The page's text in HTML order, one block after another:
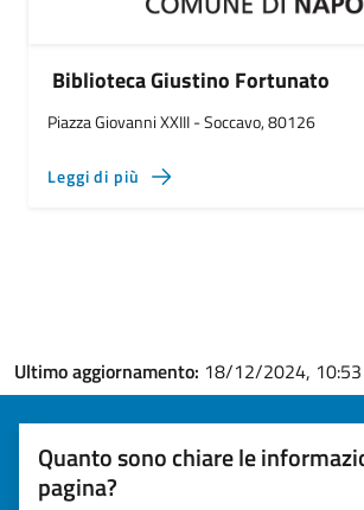
Biblioteca Giustino Fortunato
Piazza Giovanni XXIII - Soccavo, 80126
Leggi di più
Ultimo aggiornamento: 18/12/2024, 10:53
Quanto sono chiare le
pagina?